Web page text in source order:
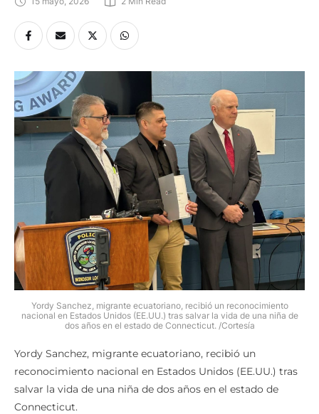
Yordy Sanchez, migrante ecuatoriano, recibió un reconocimiento
nacional en Estados Unidos (EE.UU.) tras salvar la vida de una niña de
dos años en el estado de Connecticut. /Cortesía
Yordy Sanchez, migrante ecuatoriano, recibió un
reconocimiento nacional en Estados Unidos (EE.UU.) tras
salvar la vida de una niña de dos años en el estado de
Connecticut.